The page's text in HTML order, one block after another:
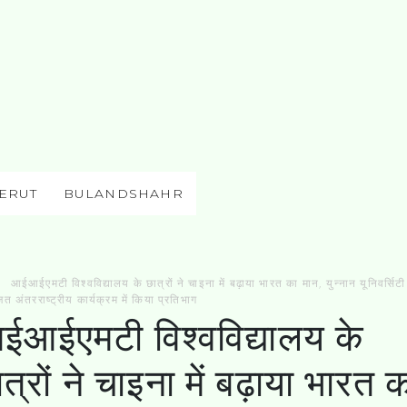
BULANDSHAHR
आईआईएमटी विश्वविद्यालय के छात्रों ने चाइना में बढ़ाया भारत का मान, युन्नान
अंतरराष्ट्रीय कार्यक्रम में किया प्रतिभाग
विश्वविद्यालय के
ने चाइना में बढ़ाया भारत